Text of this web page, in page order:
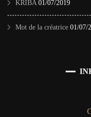
KRIBA 01/07/2019
Mot de la créatrice 01/07/